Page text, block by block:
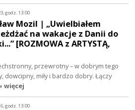
godz. 13:00
Mozil | „Uwielbiałem
na wakacje z Danii do
[ROZMOWA z ARTYSTĄ,
przewrotny – w dobrym tego
dowcipny, miły i bardzo dobry. Łączy
więcej
godz. 13:00